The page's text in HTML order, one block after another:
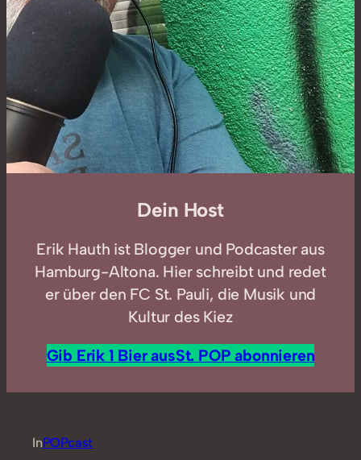
Dein Host
Erik Hauth ist Blogger und Podcaster aus
Hamburg-Altona. Hier schreibt und redet
er über den FC St. Pauli, die Musik und
Kultur des Kiez
Gib Erik 1 Bier ausSt. POP abonnieren
InPOPcast